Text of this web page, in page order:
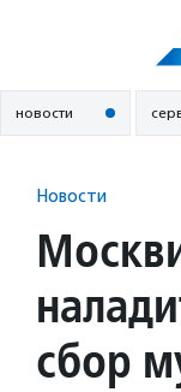
новости
Новости
сбор